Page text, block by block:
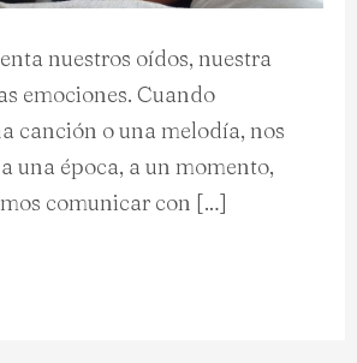
nuestros oídos, nuestra
emociones. Cuando
canción o una melodía, nos
una época, a un momento,
comunicar con […]